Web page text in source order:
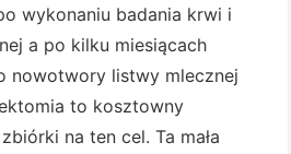
wykonaniu badania krwi i
a po kilku miesiącach
nowotwory listwy mlecznej
to kosztowny
na ten cel. Ta mała